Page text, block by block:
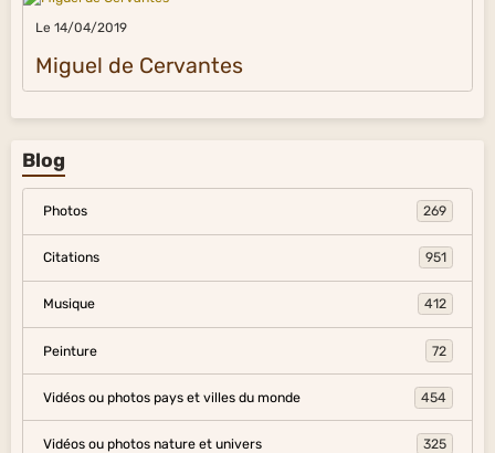
Le 14/04/2019
Miguel de Cervantes
Blog
Photos 269
Citations 951
Musique 412
Peinture 72
Vidéos ou photos pays et villes du monde 454
Vidéos ou photos nature et univers 325